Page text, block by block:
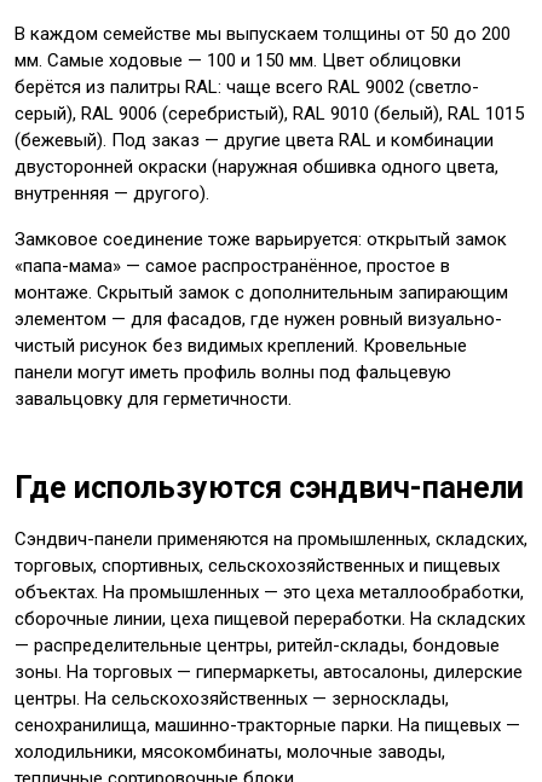
В каждом семействе мы выпускаем толщины от 50 до 200
мм. Самые ходовые — 100 и 150 мм. Цвет облицовки
берётся из палитры RAL: чаще всего RAL 9002 (светло-
серый), RAL 9006 (серебристый), RAL 9010 (белый), RAL 1015
(бежевый). Под заказ — другие цвета RAL и комбинации
двусторонней окраски (наружная обшивка одного цвета,
внутренняя — другого).
Замковое соединение тоже варьируется: открытый замок
«папа-мама» — самое распространённое, простое в
монтаже. Скрытый замок с дополнительным запирающим
элементом — для фасадов, где нужен ровный визуально-
чистый рисунок без видимых креплений. Кровельные
панели могут иметь профиль волны под фальцевую
завальцовку для герметичности.
Где используются сэндвич-панели
Сэндвич-панели применяются на промышленных, складских,
торговых, спортивных, сельскохозяйственных и пищевых
объектах. На промышленных — это цеха металлообработки,
сборочные линии, цеха пищевой переработки. На складских
— распределительные центры, ритейл-склады, бондовые
зоны. На торговых — гипермаркеты, автосалоны, дилерские
центры. На сельскохозяйственных — зерносклады,
сенохранилища, машинно-тракторные парки. На пищевых —
холодильники, мясокомбинаты, молочные заводы,